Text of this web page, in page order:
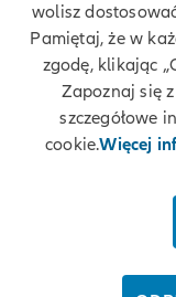
wolisz
Pamiętaj, że w
zgodę, klikając
Zapoznaj się
szczegółowe
cookie.Więcej